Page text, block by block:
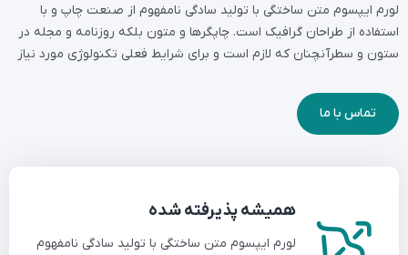
لورم ایپسوم متن ساختگی با تولید سادگی نامفهوم از صنعت چاپ و با
استفاده از طراحان گرافیک است. چاپگرها و متون بلکه روزنامه و مجله در
ستون و سطرآنچنان که لازم است و برای شرایط فعلی تکنولوژی مورد نیاز
تماس با ما
همیشه پذیرفته شده
لورم ایپسوم متن ساختگی با تولید سادگی نامفهوم